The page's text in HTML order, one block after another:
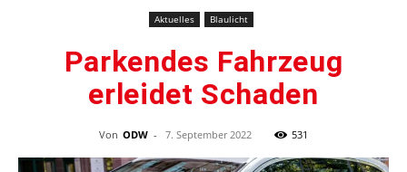
Aktuelles Blaulicht
Parkendes Fahrzeug
erleidet Schaden
Von ODW - 7. September 2022 531